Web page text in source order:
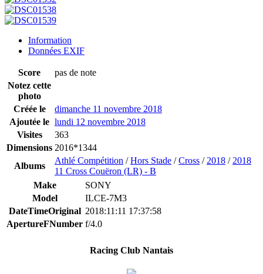
Information
Données EXIF
Score
pas de note
Notez cette
photo
Créée le
dimanche 11 novembre 2018
Ajoutée le lundi 12 novembre 2018
Visites
363
Dimensions 2016*1344
Albums
Athlé Compétition /Hors Stade /Cross / 2018 / 2018
11 Cross Couëron (LR) - B
Make
SONY
Model
ILCE-7M3
DateTimeOriginal 2018:11:11 17:37:58
ApertureFNumber f/4.0
Racing Club Nantais